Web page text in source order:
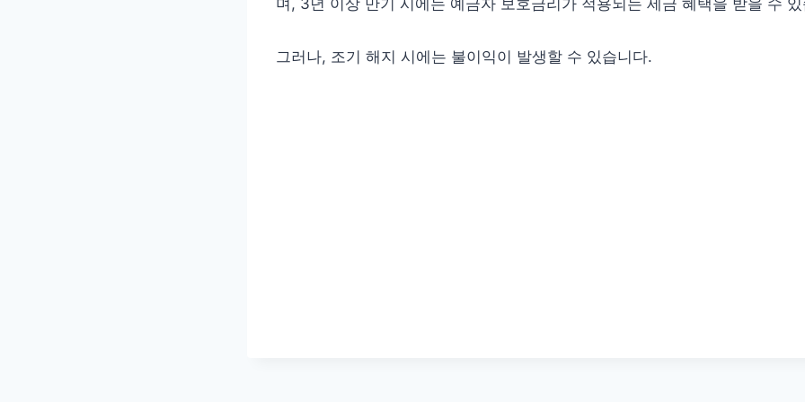
며, 3년 이상 만기 시에는 예금자 보호금리가 적용되는 세금 혜택을 받을 수
그러나, 조기 해지 시에는 불이익이 발생할 수 있습니다.